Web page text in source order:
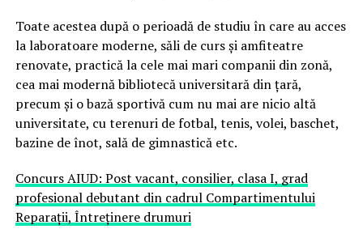
Toate acestea după o perioadă de studiu în care au acces
la laboratoare moderne, săli de curs și amfiteatre
renovate, practică la cele mai mari companii din zonă,
cea mai modernă bibliotecă universitară din țară,
precum și o bază sportivă cum nu mai are nicio altă
universitate, cu terenuri de fotbal, tenis, volei, baschet,
bazine de înot, sală de gimnastică etc.
Concurs AIUD: Post vacant, consilier, clasa I, grad
profesional debutant din cadrul Compartimentului
Reparații, Întreținere drumuri